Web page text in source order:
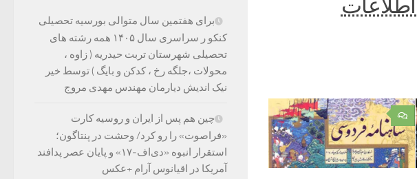
۰
برای هفتمین سال متوالی بورسیه تحصیلی
کنکو ر سراسری سال ۱۴۰۵ همه رشته های
تحصیلی شهرستان تربت حیدریه ( زاوه ،
محولات ،جلگه رخ ، کدکن و بایگ ) توسط خیر
نیک اندیش دیارمان مهندس مهدی مروج
چین هم پس از ایران و روسیه کارت
«فراصوت» را رو کرد/ وحشت در پنتاگون؛
استقرار انبوه «دی‌اف‑۱۷» و پایان عصر پدافند
آمریکا در اقیانوس آرام +عکس